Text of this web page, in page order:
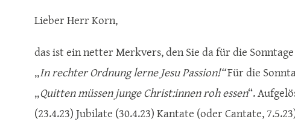
Lieber Herr Korn,
das ist ein netter Merkvers, den Sie da für die
„In rechter Ordnung lerne Jesu Passion!“Für die
„Quitten müssen junge Christ:innen roh essen“.
(23.4.23) Jubilate (30.4.23) Kantate (oder Cantate,